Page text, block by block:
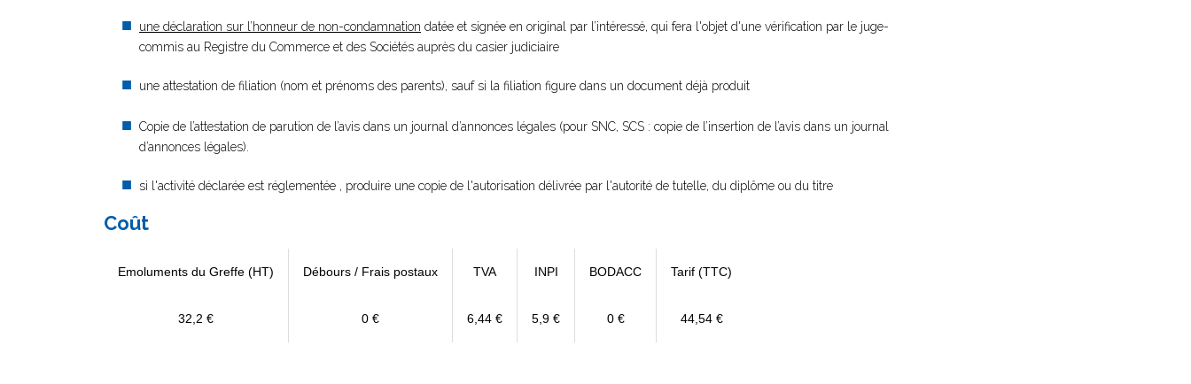
une déclaration sur l’honneur de non-condamnation datée et signée en original par l’intéressé, qui fera l'objet d'une vérification par le juge-
commis au Registre du Commerce et des Sociétés auprès du casier judiciaire
une attestation de filiation (nom et prénoms des parents), sauf si la filiation figure dans un document déjà produit
Copie de l’attestation de parution de l’avis dans un journal d’annonces légales (pour SNC, SCS : copie de l’insertion de l’avis dans un journal
d’annonces légales).
si l'activité déclarée est réglementée , produire une copie de l'autorisation délivrée par l'autorité de tutelle, du diplôme ou du titre
Coût
Emoluments du Greffe (HT) Débours / Frais postaux TVA INPI BODACC Tarif (TTC)
32,2 € 0 € 6,44 € 5,9 € 0 € 44,54 €